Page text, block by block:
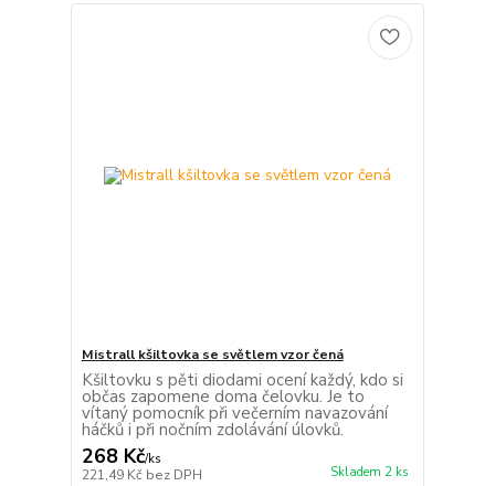
Mistrall kšiltovka se světlem vzor čená
Kšiltovku s pěti diodami ocení každý, kdo si
občas zapomene doma čelovku. Je to
vítaný pomocník při večerním navazování
háčků i při nočním zdolávání úlovků.
268 Kč/ks
221,49 Kč bez DPH Skladem 2 ks